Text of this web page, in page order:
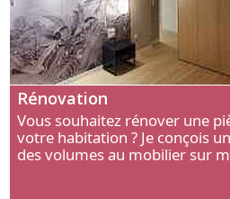
Rénovation
Vous souhaitez rénover une
votre habitation ? Je conçois
des volumes au mobilier sur